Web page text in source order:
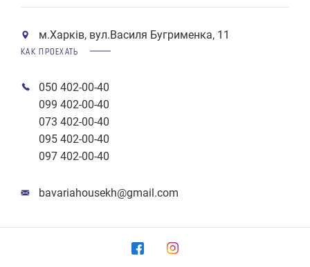
м.Харків, вул.Василя Бугрименка, 11
КАК ПРОЕХАТЬ
050 402-00-40
099 402-00-40
073 402-00-40
095 402-00-40
097 402-00-40
bavariahousekh@gmail.com